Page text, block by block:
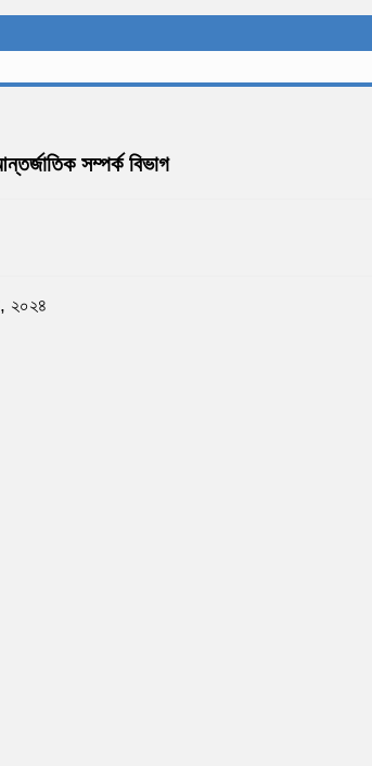
সম্পর্ক বিভাগ
২০২৪